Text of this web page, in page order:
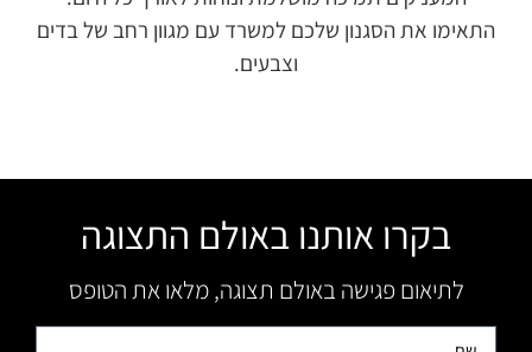
התאימו את הסגנון שלכם למשרד עם מגוון רחב של בדים
וצבעים.
בקרו אותנו באולם התצוגה
לתיאום פגישה באולם תצוגה, מלאו את הטופס